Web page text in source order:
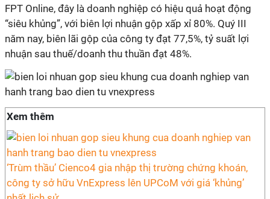
FPT Online, đây là doanh nghiệp có hiệu quả hoạt động
“siêu khủng”, với biên lợi nhuận gộp xấp xỉ 80%. Quý III
năm nay, biên lãi gộp của công ty đạt 77,5%, tỷ suất lợi
nhuận sau thuế/doanh thu thuần đạt 48%.
Xem thêm
‘Trùm thầu’ Cienco4 gia nhập thị trường chứng khoán,
công ty sở hữu VnExpress lên UPCoM với giá ‘khủng’